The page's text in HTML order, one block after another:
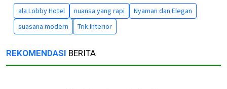
ala Lobby Hotel nuansa yang rapi
Nyaman dan Elegan
suasana modern
Trik Interior
REKOMENDASI BERITA